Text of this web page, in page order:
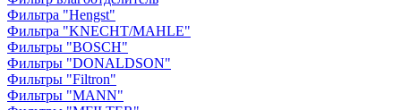
Фильтра "Hengst"
Фильтра "KNECHT/MAHLE"
Фильтры "BOSCH"
Фильтры "DONALDSON"
Фильтры "Filtron"
Фильтры "MANN"